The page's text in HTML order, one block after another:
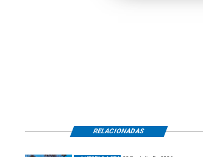
RELACIONADAS